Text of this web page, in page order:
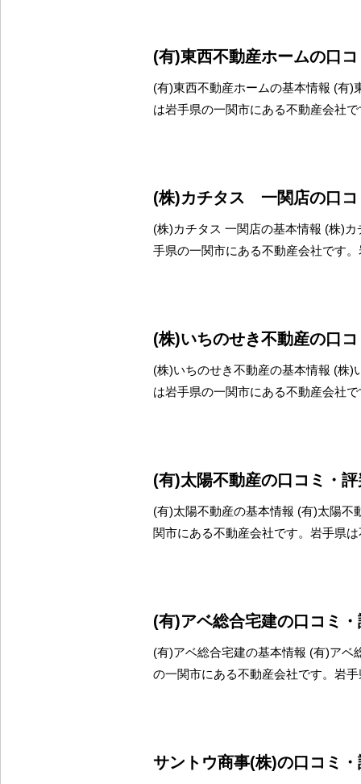
(有)東西不動産ホームの口
(有)東西不動産ホームの基本情報 (有)
は岩手県の一関市にある不動産会社
(株)カチタス 一関店の口コ
(株)カチタス 一関店の基本情報 (株)
手県の一関市にある不動産会社です
(株)いちのせき不動産の口
(株)いちのせき不動産の基本情報 (株)
は岩手県の一関市にある不動産会社
(有)太陽不動産の口コミ・
(有)太陽不動産の基本情報 (有)太陽不
関市にある不動産会社です。岩手県
(有)アベ総合宅建の口コミ
(有)アベ総合宅建の基本情報 (有)アベ
の一関市にある不動産会社です。岩
サントウ商事(株)の口コミ